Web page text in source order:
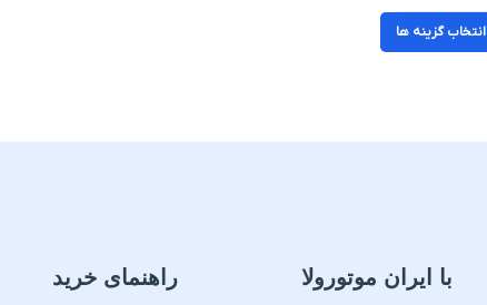
انتخاب گزینه ها
با ایران موتورولا راهنمای خرید